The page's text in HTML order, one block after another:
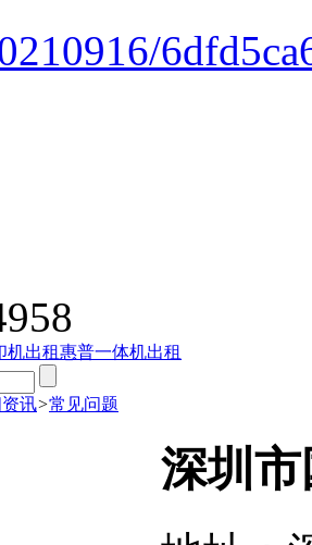
机出租惠普一体机出租
讯>常见问题
深圳